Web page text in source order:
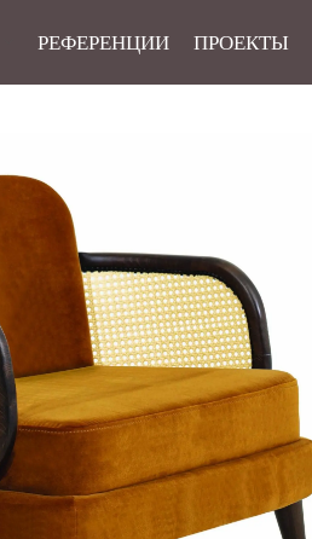
РЕФЕРЕНЦИИ ПРОЕКТЫ